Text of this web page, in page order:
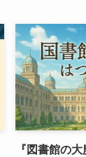
『図書館の